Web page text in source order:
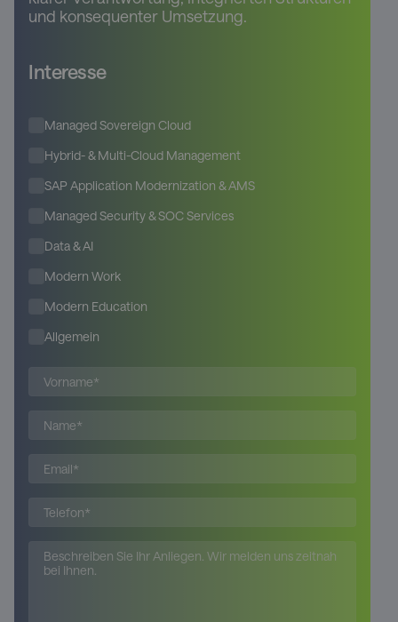
und konsequenter Umsetzung.
Interesse
Managed Sovereign Cloud
Hybrid- & Multi-Cloud Management
SAP Application Modernization & AMS
Managed Security & SOC Services
Data & AI
Modern Work
Modern Education
Allgemein
Bitte lasse dieses Feld leer.